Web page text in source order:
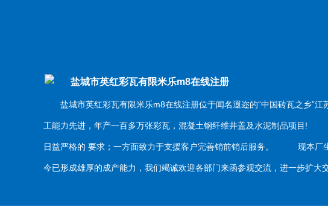
盐城市英红彩瓦有限米乐m8在线注册
盐城市英红彩瓦有限米乐m8在线注册位于闻名遐迩的“中国砖瓦之乡”江
工能力先进，年产一百多万张彩瓦，混凝土钢纤维井盖及水泥制品项目!
日益严格的 要求；一方面致力于支援客户完善销前销后服务。 现本厂生
今已形成雄厚的成产能力，我们竭诚欢迎各部门来函参观交流，进一步扩